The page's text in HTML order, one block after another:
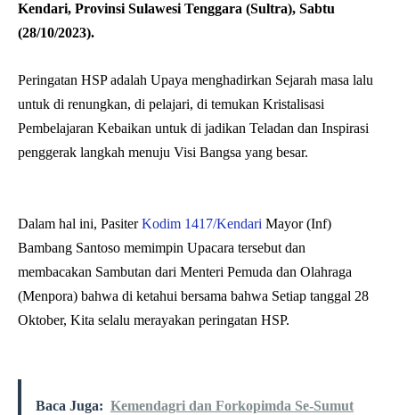
Kendari, Provinsi Sulawesi Tenggara (Sultra), Sabtu
(28/10/2023).
Peringatan HSP adalah Upaya menghadirkan Sejarah masa lalu
untuk di renungkan, di pelajari, di temukan Kristalisasi
Pembelajaran Kebaikan untuk di jadikan Teladan dan Inspirasi
penggerak langkah menuju Visi Bangsa yang besar.
Dalam hal ini, PasiterKodim 1417/Kendari Mayor (Inf)
Bambang Santoso memimpin Upacara tersebut dan
membacakan Sambutan dari Menteri Pemuda dan Olahraga
(Menpora) bahwa di ketahui bersama bahwa Setiap tanggal 28
Oktober, Kita selalu merayakan peringatan HSP.
Baca Juga: Kemendagri dan Forkopimda Se-Sumut